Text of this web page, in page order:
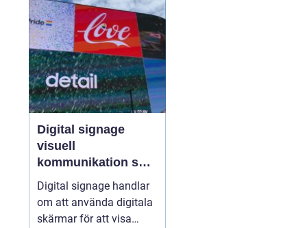
Digital signage
visuell
kommunikation som
fångar blicken
Digital signage handlar
om att använda digitala
skärmar för att visa